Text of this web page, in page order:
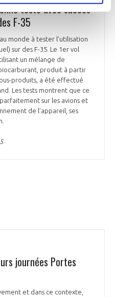
teste avec succès
F-35
monde à tester l’utilisation
sur des F-35. Le 1er vol
un mélange de
produit à partir
produits, a été effectué
Les tests montrent que ce
sur les avions et
de l’appareil, ses
journées Portes
et dans ce contexte,